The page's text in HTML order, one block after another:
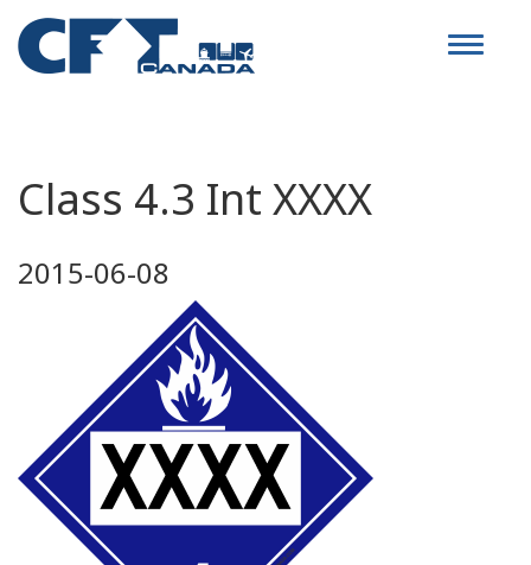
Toggle
Class 4.3 Int XXXX
2015-06-08